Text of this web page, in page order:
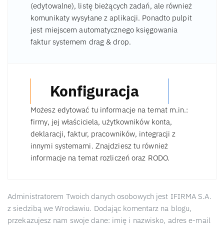
(edytowalne), listę bieżących zadań, ale również
komunikaty wysyłane z aplikacji. Ponadto pulpit
jest miejscem automatycznego księgowania
faktur systemem drag & drop.
Konfiguracja
Możesz edytować tu informacje na temat m.in.:
firmy, jej właściciela, użytkowników konta,
deklaracji, faktur, pracowników, integracji z
innymi systemami. Znajdziesz tu również
informacje na temat rozliczeń oraz RODO.
Administratorem Twoich danych osobowych jest IFIRMA S.A.
z siedzibą we Wrocławiu. Dodając komentarz na blogu,
przekazujesz nam swoje dane: imię i nazwisko, adres e-mail